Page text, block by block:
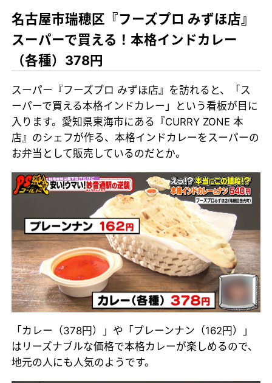
名古屋市瑞穂区『フーズプロ みずほ店』
スーパーで買える！本格インドカレー
（各種）378円
スーパー『フーズプロ みずほ店』を訪れると、「ス
ーパーで買える本格インドカレー」という看板が目に
入ります。愛知県東海市にある『CURRY ZONE 本
店』のシェフが作る、本格インドカレーをスーパーの
お弁当として販売しているのだとか。
「カレー（378円）」や「プレーンナン（162円）」
はリーズナブルな価格で本格カレーが楽しめるので、
地元の人にも人気のようです。